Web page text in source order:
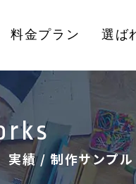
料金プラン 選ば
績 / 制作サンプル